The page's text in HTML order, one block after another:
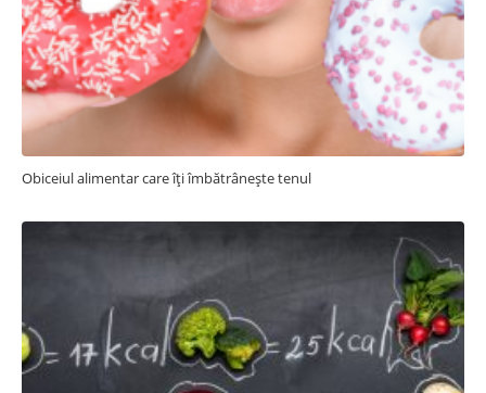
Obiceiul alimentar care îți îmbătrânește tenul